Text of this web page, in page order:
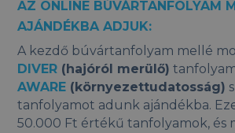
AZ ONLINE BÚVÁRTANFOLYAM
AJÁNDÉKBA ADJUK:
A kezdő búvártanfolyam mellé
DIVER (hajóról merülő)
AWARE (környezettudatosság)
tanfolyamot adunk ajándékba.
50.000 Ft értékű tanfolyamok, és